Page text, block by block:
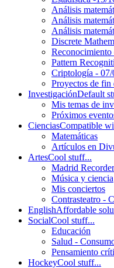
Análisis
Análisis
Análisis
Discrete
Reconocimiento
Pattern
Criptología - 07/
Proyectos de fin
InvestigaciónDefault
Mis temas de
Próximos
CienciasCompatible
Matemáticas
Artículos en
ArtesCool stuff...
Madrid
Música y ciencia
Mis conciertos
Contrasteatro -
EnglishAffordable
SocialCool stuff...
Educación
Salud -
Pensamiento
HockeyCool stuff...